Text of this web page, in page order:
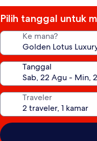
Pilih tanggal untuk
Ke mana?
Tanggal
Traveler